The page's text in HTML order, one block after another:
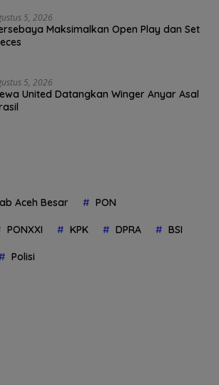
5, 2026
Maksimalkan Open Play dan Set
5, 2026
United Datangkan Winger Anyar Asal
Aceh Besar PON
PONXXI KPK DPRA BSI
Polisi